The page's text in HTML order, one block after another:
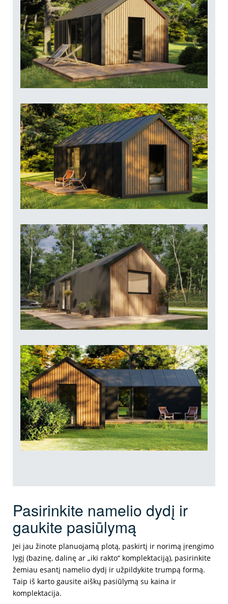
Pasirinkite namelio dydį ir
gaukite pasiūlymą
Jei jau žinote planuojamą plotą, paskirtį ir norimą įrengimo
lygį (bazinę, dalinę ar „iki rakto“ komplektaciją), pasirinkite
žemiau esantį namelio dydį ir užpildykite trumpą formą.
Taip iš karto gausite aiškų pasiūlymą su kaina ir
komplektacija.